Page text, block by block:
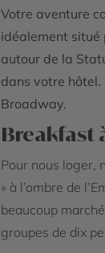
Votre aventure
idéalement situé
autour de la
dans votre
Broadway.
Breakfast
Pour nous loger,
» à l’ombre de
beaucoup
groupes de dix